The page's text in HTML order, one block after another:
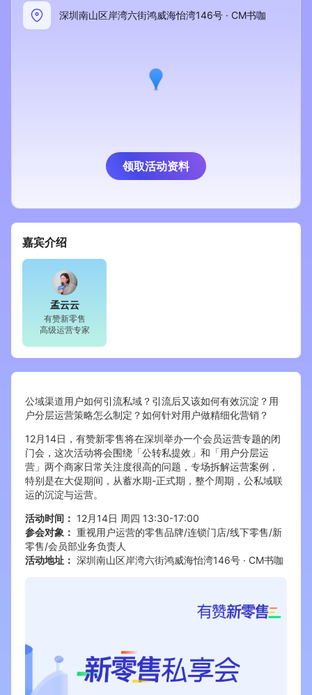
AllValue
新零售资讯
培训课程
私域课程
增长俱乐部
增长俱乐部 有赞商盟
入驻有赞 认证代理商
认证服务商 设计服务商
有赞云 数据通服务
深圳南山区岸湾六街鸿威海怡湾146号 · CM书咖
领取活动资料
嘉宾介绍
孟云云
有赞新零售
高级运营专家
公域渠道用户如何引流私域？引流后又该如何有效沉淀？用
户分层运营策略怎么制定？如何针对用户做精细化营销？
12月14日，有赞新零售将在深圳举办一个会员运营专题的闭
门会，这次活动将会围绕「公转私提效」和「用户分层运
营」两个商家日常关注度很高的问题，专场拆解运营案例，
特别是在大促期间，从蓄水期-正式期，整个周期，公私域联
运的沉淀与运营。
活动时间： 12月14日 周四 13:30-17:00
参会对象： 重视用户运营的零售品牌/连锁门店/线下零售/新
零售/会员部业务负责人
活动地址： 深圳南山区岸湾六街鸿威海怡湾146号 · CM书咖